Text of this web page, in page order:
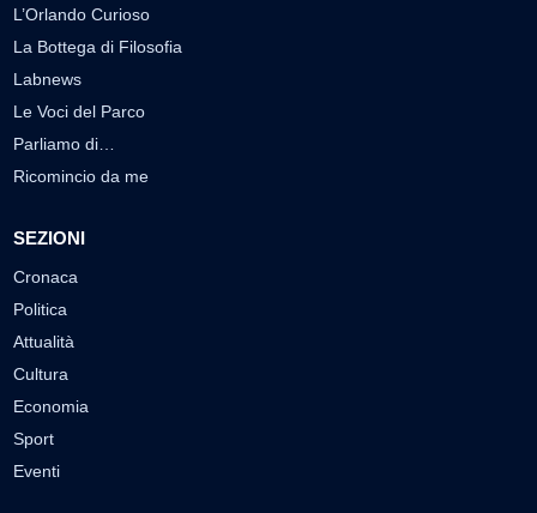
L’Orlando Curioso
La Bottega di Filosofia
Labnews
Le Voci del Parco
Parliamo di…
Ricomincio da me
SEZIONI
Cronaca
Politica
Attualità
Cultura
Economia
Sport
Eventi